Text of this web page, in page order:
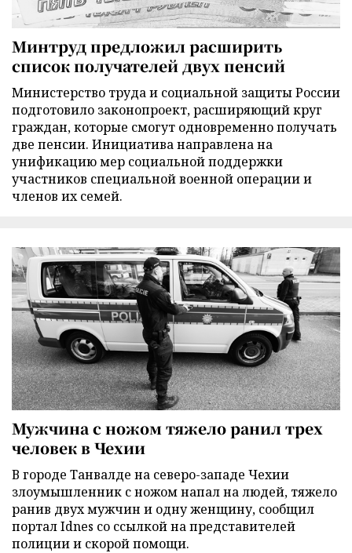
Минтруд предложил расширить
список получателей двух пенсий
Министерство труда и социальной защиты России
подготовило законопроект, расширяющий круг
граждан, которые смогут одновременно получать
две пенсии. Инициатива направлена на
унификацию мер социальной поддержки
участников специальной военной операции и
членов их семей.
Мужчина с ножом тяжело ранил трех
человек в Чехии
В городе Танвалде на северо-западе Чехии
злоумышленник с ножом напал на людей, тяжело
ранив двух мужчин и одну женщину, сообщил
портал Idnes со ссылкой на представителей
полиции и скорой помощи.